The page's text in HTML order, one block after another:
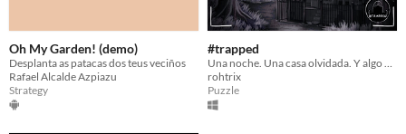
Oh My Garden! (demo)
Desplanta as patacas dos teus veciños
Rafael Alcalde Azpiazu
Strategy
#trapped
rohtrix
Puzzle